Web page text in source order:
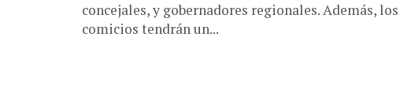
concejales, y gobernadores regionales. Además, los
comicios tendrán un...